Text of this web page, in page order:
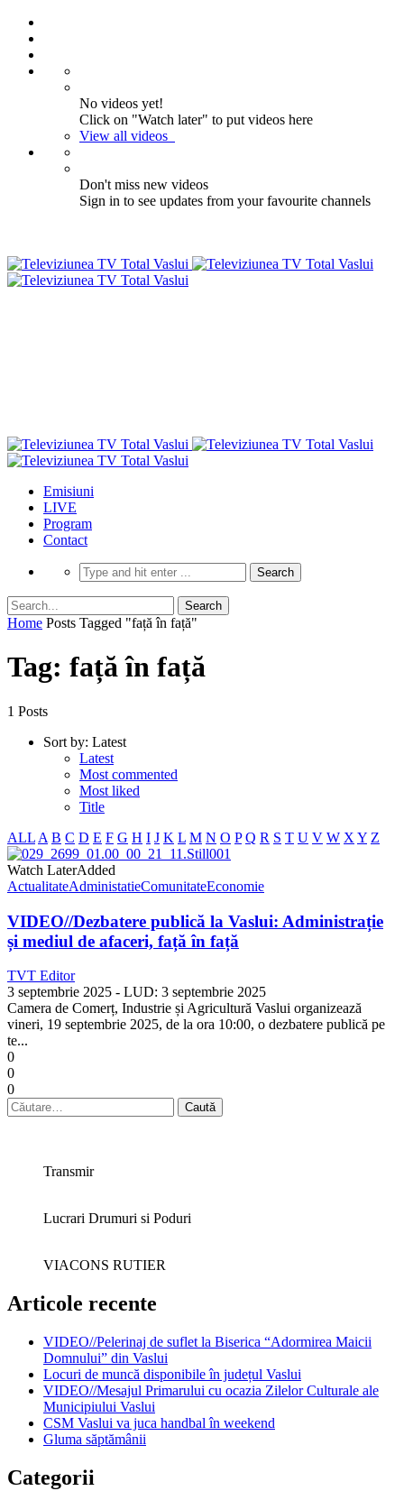
No videos yet!
Click on "Watch later" to put videos here
View all videos
Don't miss new videos
Sign in to see updates from your favourite channels
Emisiuni
LIVE
Program
Contact
Home Posts Tagged "față în față"
Tag: față în față
1 Posts
Sort by: Latest
Latest
Most commented
Most liked
Title
ALL A B C D E F G H I J K L M N O P Q R S T U V W X Y Z
Watch LaterAdded
ActualitateAdministatieComunitateEconomie
VIDEO//Dezbatere publică la Vaslui: Administrație
și mediul de afaceri, față în față
TVT Editor
3 septembrie 2025 - LUD: 3 septembrie 2025
Camera de Comerț, Industrie și Agricultură Vaslui organizează
vineri, 19 septembrie 2025, de la ora 10:00, o dezbatere publică pe
te...
0
0
0
Caută
după:
Transmir
Lucrari Drumuri si Poduri
VIACONS RUTIER
Articole recente
VIDEO//Pelerinaj de suflet la Biserica “Adormirea Maicii
Domnului” din Vaslui
Locuri de muncă disponibile în județul Vaslui
VIDEO//Mesajul Primarului cu ocazia Zilelor Culturale ale
Municipiului Vaslui
CSM Vaslui va juca handbal în weekend
Gluma săptămânii
Categorii